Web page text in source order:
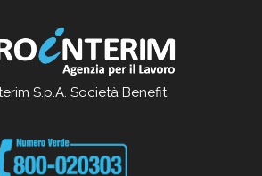
S.p.A. Società Benefit